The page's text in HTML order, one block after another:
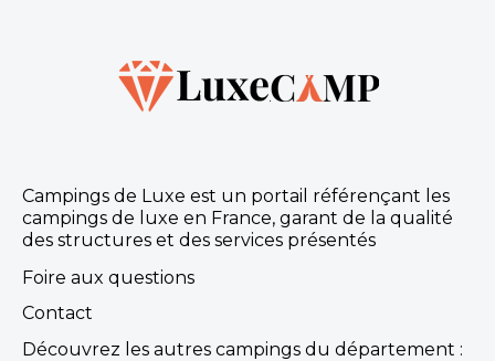
Campings de Luxe est un portail référençant les
campings de luxe en France, garant de la qualité
des structures et des services présentés
Foire aux questions
Contact
Découvrez les autres campings du département :